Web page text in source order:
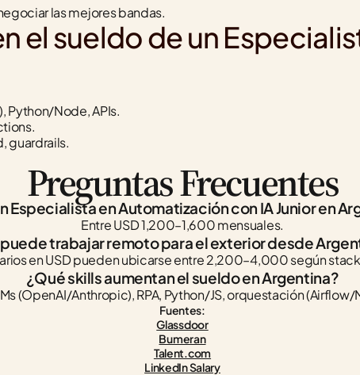
las mejores bandas.
el sueldo de un
Python/Node, APIs.
guardrails.
Preguntas Frecuentes
Especialista en Automatización con IA Junior en
Entre USD 1,200–1,600 mensuales.
puede trabajar remoto para el exterior desde
en USD pueden ubicarse entre 2,200–4,000 según
¿Qué skills aumentan el sueldo en Argentina?
(OpenAI/Anthropic), RPA, Python/JS, orquestación (Airflow/
Fuentes:
Glassdoor
Bumeran
Talent.com
LinkedIn Salary